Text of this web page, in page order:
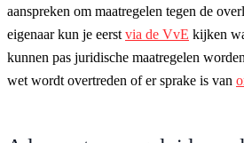
aanspreken om maatregelen tegen de
eigenaar kun je eerst via de VvE kijken
kunnen pas juridische maatregelen
wet wordt overtreden of er sprake is van